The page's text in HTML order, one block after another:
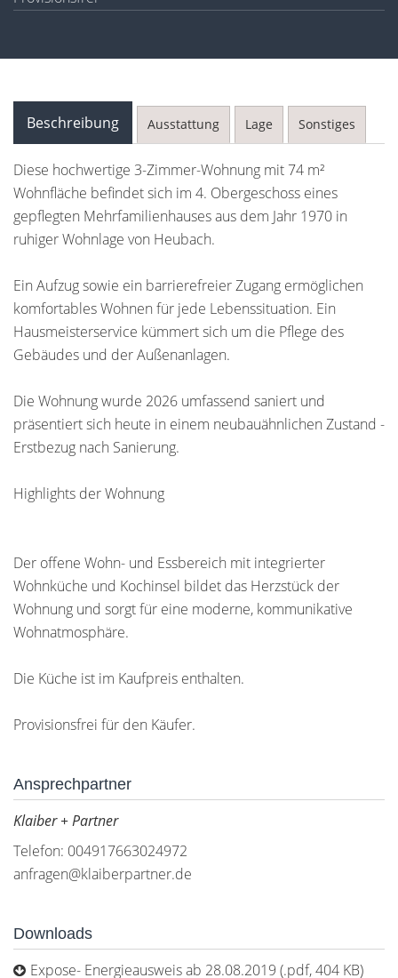
Beschreibung Ausstattung Lage Sonstiges
Diese hochwertige 3-Zimmer-Wohnung mit 74 m²
Wohnfläche befindet sich im 4. Obergeschoss eines
gepflegten Mehrfamilienhauses aus dem Jahr 1970 in
ruhiger Wohnlage von Heubach.
Ein Aufzug sowie ein barrierefreier Zugang ermöglichen
komfortables Wohnen für jede Lebenssituation. Ein
Hausmeisterservice kümmert sich um die Pflege des
Gebäudes und der Außenanlagen.
Die Wohnung wurde 2026 umfassend saniert und
präsentiert sich heute in einem neubauähnlichen Zustand -
Erstbezug nach Sanierung.
Highlights der Wohnung
Der offene Wohn- und Essbereich mit integrierter
Wohnküche und Kochinsel bildet das Herzstück der
Wohnung und sorgt für eine moderne, kommunikative
Wohnatmosphäre.
Die Küche ist im Kaufpreis enthalten.
Provisionsfrei für den Käufer.
Ansprechpartner
Klaiber + Partner
Telefon: 004917663024972
anfragen@klaiberpartner.de
Downloads
Expose- Energieausweis ab 28.08.2019 (.pdf, 404 KB)